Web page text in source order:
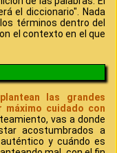
el diccionario". Nada
términos dentro del
el contexto en el que
las grandes
máximo cuidado con
vas a donde
acostumbrados a
y cuándo es